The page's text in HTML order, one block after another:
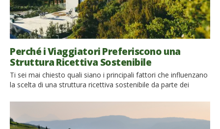
Perché i Viaggiatori Preferiscono una
Struttura Ricettiva Sostenibile
Ti sei mai chiesto quali siano i principali fattori che influenzano
la scelta di una struttura ricettiva sostenibile da parte dei
considerazione? Le attitudini, le motivazioni, i valori e lo stile di
vita dei viaggiatori influenzano le loro scelte di turismo. Report
recenti sottolineano che sono […]